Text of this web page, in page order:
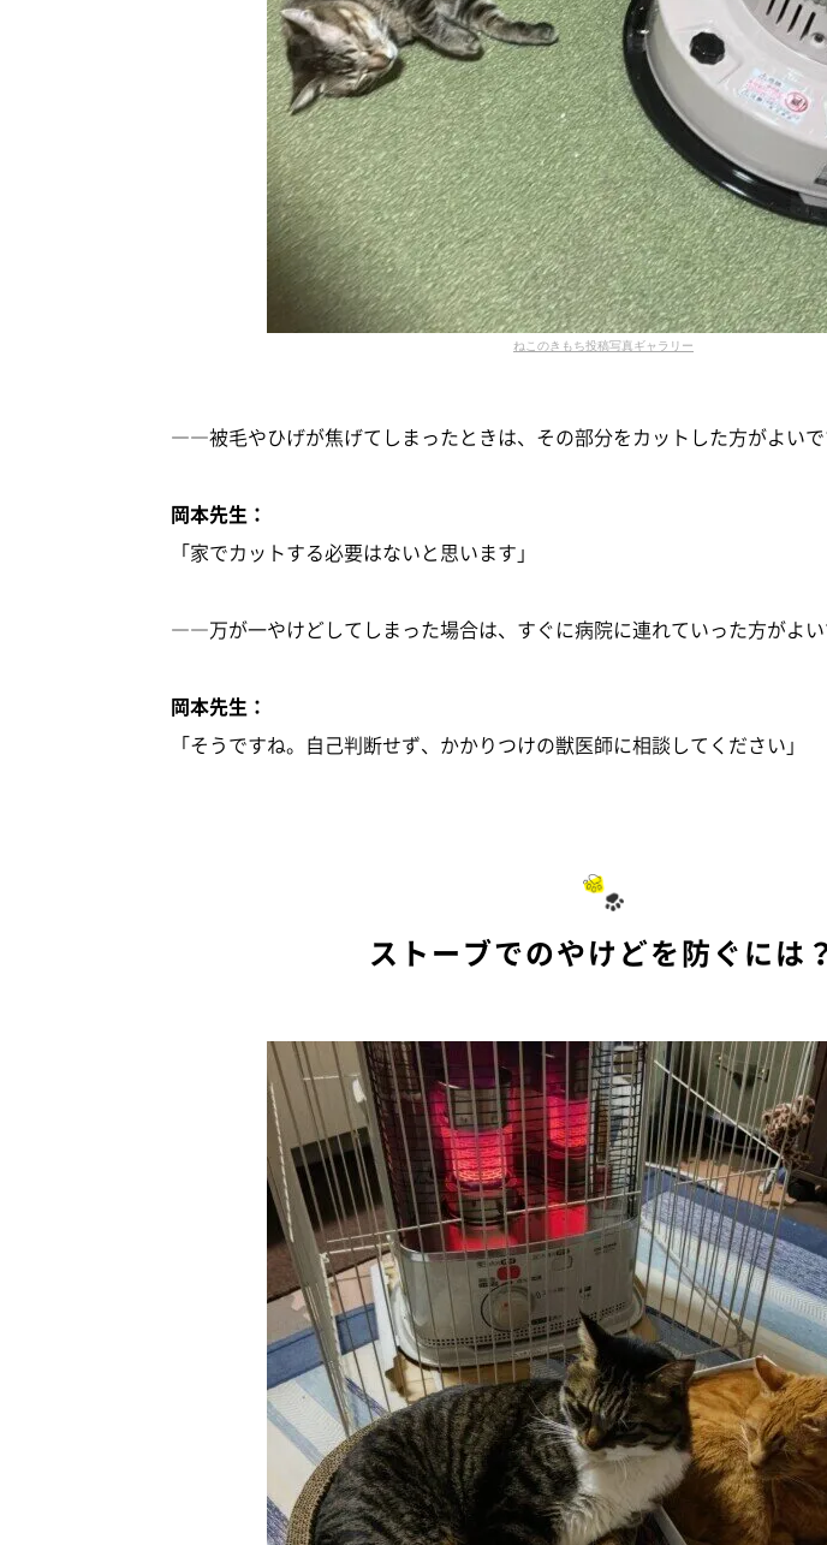
ねこのきもち投稿写真ギャラリー
――被毛やひげが焦げてしまったときは、その部分をカットした方がよいで
岡本先生：
「家でカットする必要はないと思います」
――万が一やけどしてしまった場合は、すぐに病院に連れていった方がよい
岡本先生：
「そうですね。自己判断せず、かかりつけの獣医師に相談してください」
ストーブでのやけどを防ぐには？